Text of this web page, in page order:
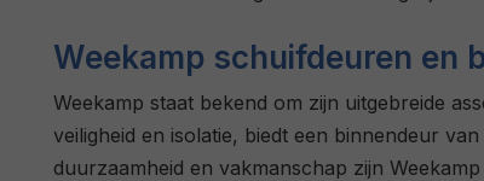
Weekamp schuifdeuren en
Weekamp staat bekend om zijn uitgebreide
veiligheid en isolatie, biedt een binnendeur
duurzaamheid en vakmanschap zijn